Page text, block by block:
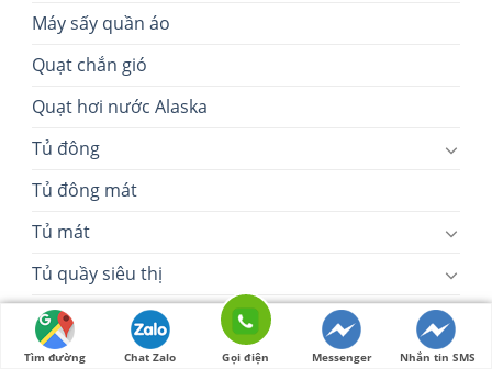
Máy sấy quần áo
Quạt chắn gió
Quạt hơi nước Alaska
Tủ đông
Tủ đông mát
Tủ mát
Tủ quầy siêu thị
Tủ ướp rượu vang
Tìm đường Chat Zalo Gọi điện Messenger Nhắn tin SMS